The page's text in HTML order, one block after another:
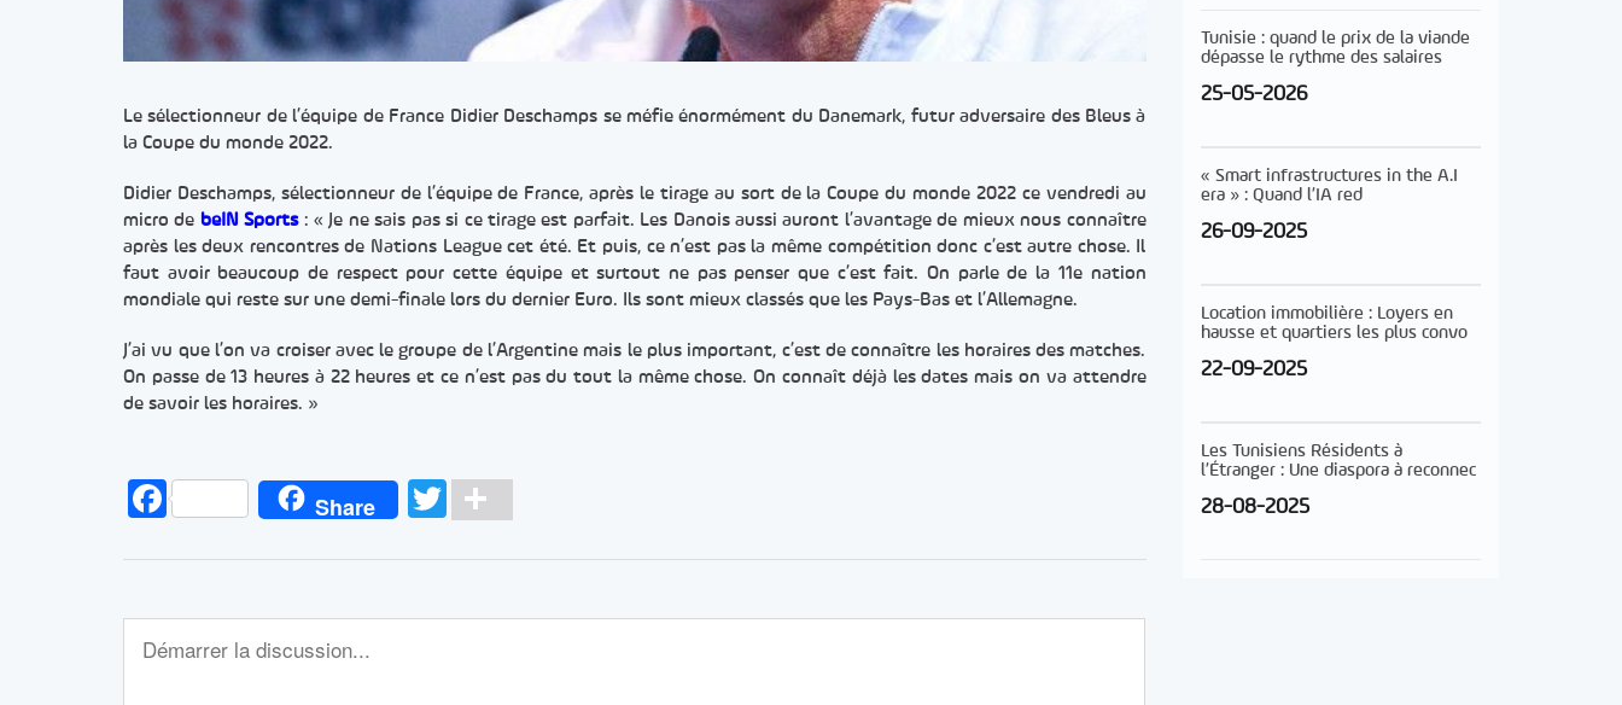
Le sélectionneur de l’équipe de France Didier Deschamps se méfie énormément du Danemark, futur adversaire des Bleus à
la Coupe du monde 2022.
Didier Deschamps, sélectionneur de l’équipe de France, après le tirage au sort de la Coupe du monde 2022 ce vendredi au
micro de beIN Sports: « Je ne sais pas si ce tirage est parfait. Les Danois aussi auront l’avantage de mieux nous connaître
après les deux rencontres de Nations League cet été. Et puis, ce n’est pas la même compétition donc c’est autre chose. Il
faut avoir beaucoup de respect pour cette équipe et surtout ne pas penser que c’est fait. On parle de la 11e nation
mondiale qui reste sur une demi-finale lors du dernier Euro. Ils sont mieux classés que les Pays-Bas et l’Allemagne.
J’ai vu que l’on va croiser avec le groupe de l’Argentine mais le plus important, c’est de connaître les horaires des matches.
On passe de 13 heures à 22 heures et ce n’est pas du tout la même chose. On connaît déjà les dates mais on va attendre
de savoir les horaires. »
FacebookShare Twitter
Tunisie : quand le prix de la viande
dépasse le rythme des salaires
25-05-2026
« Smart infrastructures in the A.I
era » : Quand l’IA red
26-09-2025
Location immobilière : Loyers en
hausse et quartiers les plus convo
22-09-2025
Les Tunisiens Résidents à
l’Étranger : Une diaspora à reconnec
28-08-2025